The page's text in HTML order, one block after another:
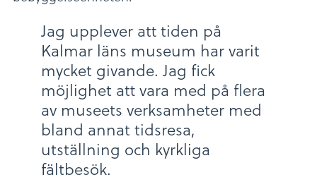
Jag upplever att tiden på
Kalmar läns museum har varit
mycket givande. Jag fick
möjlighet att vara med på flera
av museets verksamheter med
bland annat tidsresa,
utställning och kyrkliga
fältbesök.